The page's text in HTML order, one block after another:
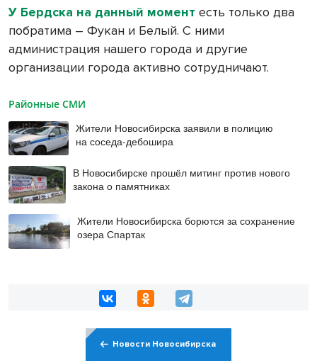
У Бердска на данный момент есть только два
побратима – Фукан и Белый. С ними
администрация нашего города и другие
организации города активно сотрудничают.
Районные СМИ
Жители Новосибирска заявили в полицию
на соседа-дебошира
В Новосибирске прошёл митинг против нового
закона о памятниках
Жители Новосибирска борются за сохранение
озера Спартак
Новости Новосибирска